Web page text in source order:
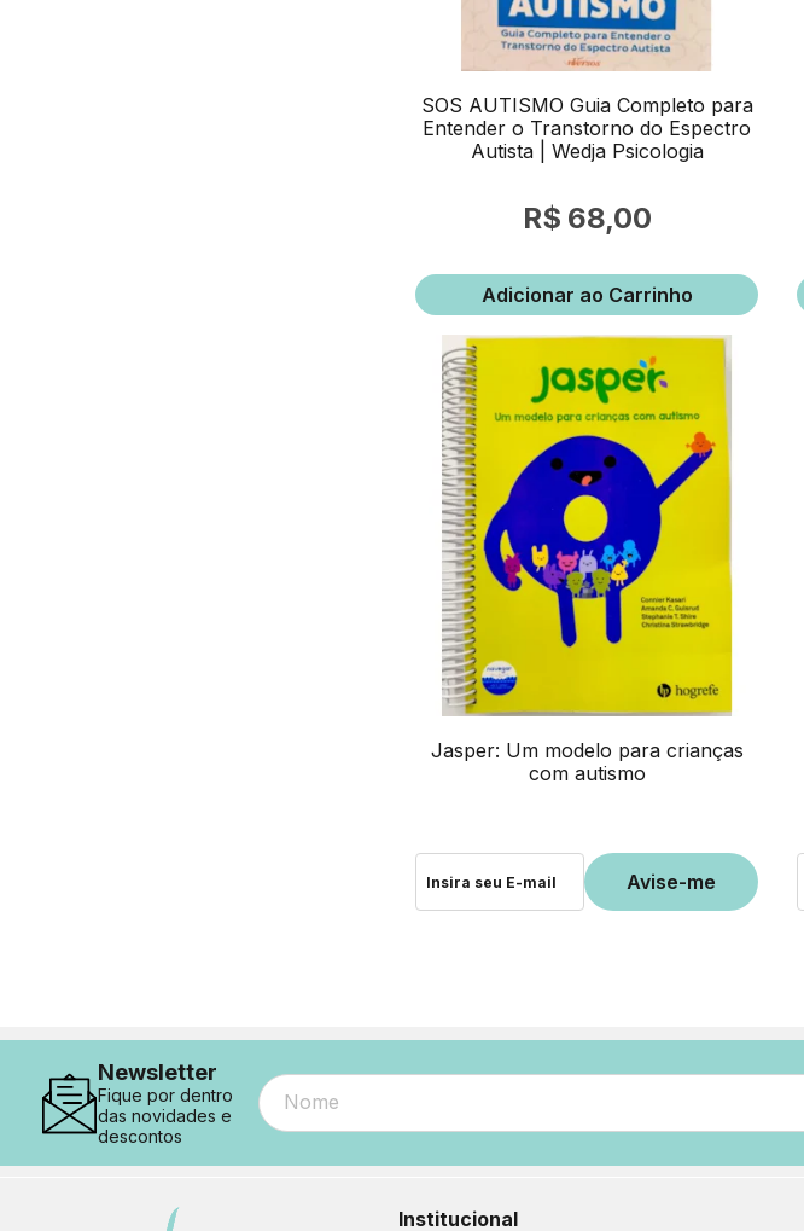
SOS AUTISMO Guia Completo para
Entender o Transtorno do Espectro
Autista | Wedja Psicologia
68,00
Adicionar ao Carrinho
Jasper: Um modelo para crianças
com autismo
Newsletter
Fique por dentro
das novidades e
descontos
Institucional